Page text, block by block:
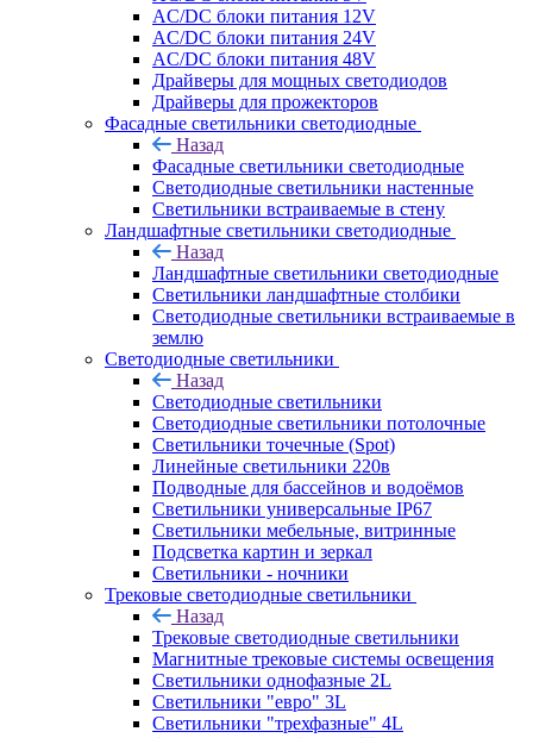
AC/DC блоки питания 12V
AC/DC блоки питания 24V
AC/DC блоки питания 48V
Драйверы для мощных светодиодов
Драйверы для прожекторов
Фасадные светильники светодиодные
Назад
Фасадные светильники светодиодные
Светодиодные светильники настенные
Светильники встраиваемые в стену
Ландшафтные светильники светодиодные
Назад
Ландшафтные светильники светодиодные
Светильники ландшафтные столбики
Светодиодные светильники встраиваемые в
землю
Светодиодные светильники
Назад
Светодиодные светильники
Светодиодные светильники потолочные
Светильники точечные (Spot)
Линейные светильники 220в
Подводные для бассейнов и водоёмов
Светильники универсальные IP67
Светильники мебельные, витринные
Подсветка картин и зеркал
Светильники - ночники
Трековые светодиодные светильники
Назад
Трековые светодиодные светильники
Магнитные трековые системы освещения
Светильники однофазные 2L
Светильники "евро" 3L
Светильники "трехфазные" 4L